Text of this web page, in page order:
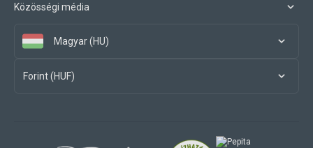
Közösségi média
Magyar (HU)
Forint (HUF)